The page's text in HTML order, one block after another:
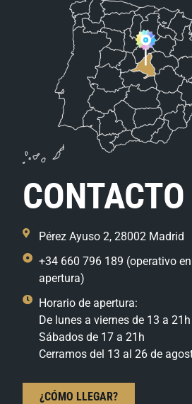
CONTACTO
Pérez Ayuso 2, 28002 Madrid
+34 660 796 189 (operativo
apertura)
Horario de apertura:
De lunes a viernes de 13 a 21h
Sábados de 17 a 21h
Cerramos del 13 al 26 de
¿CÓMO LLEGAR?